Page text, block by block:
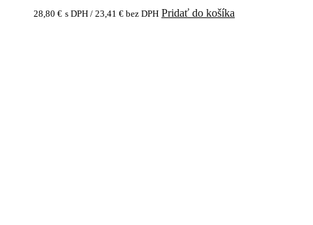
28,80 € s DPH / 23,41 € bez DPH Pridať do košíka